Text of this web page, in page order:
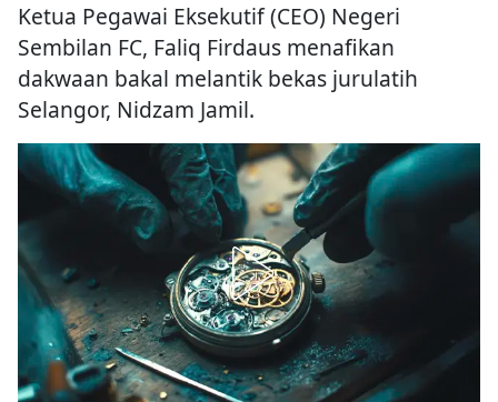
Ketua Pegawai Eksekutif (CEO) Negeri
Sembilan FC, Faliq Firdaus menafikan
dakwaan bakal melantik bekas jurulatih
Selangor, Nidzam Jamil.